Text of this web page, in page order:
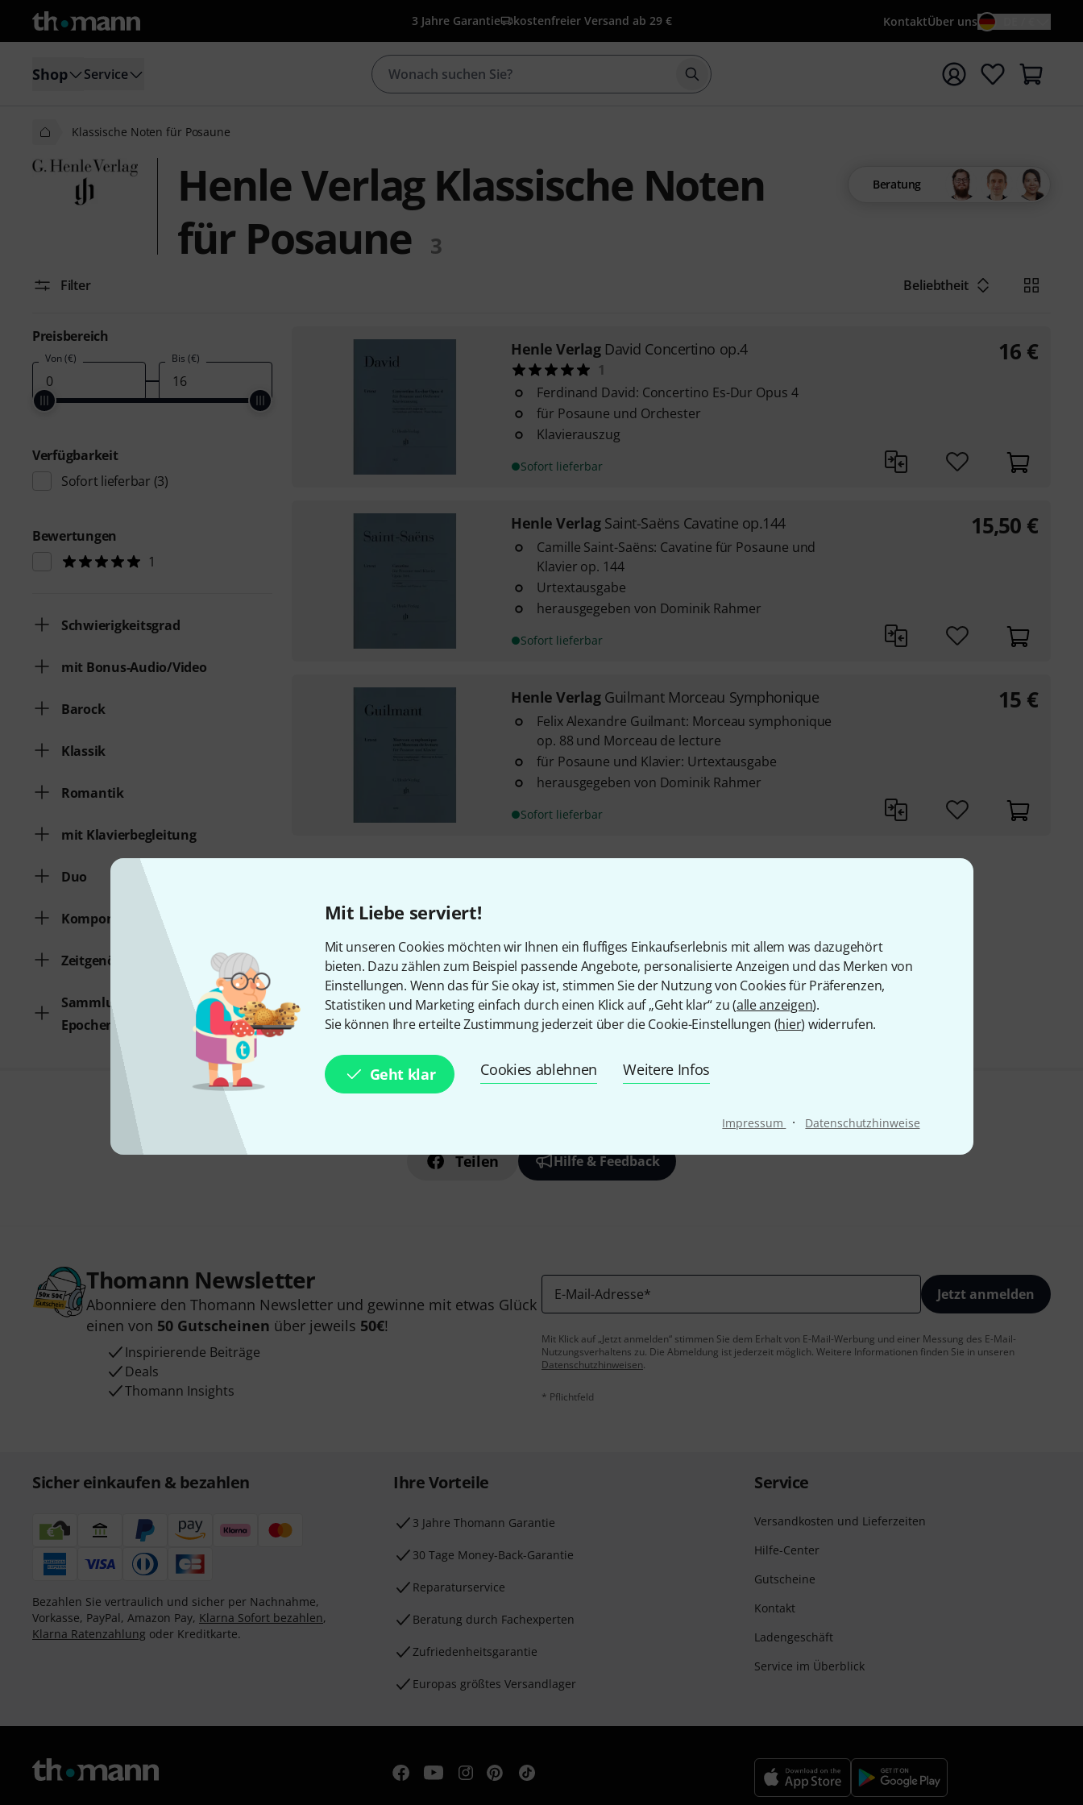
Mit Liebe serviert!
Mit unseren Cookies möchten wir Ihnen ein fluffiges Einkaufserlebnis mit allem was dazugehört
bieten. Dazu zählen zum Beispiel passende Angebote, personalisierte Anzeigen und das Merken von
Einstellungen. Wenn das für Sie okay ist, stimmen Sie der Nutzung von Cookies für Präferenzen,
Statistiken und Marketing einfach durch einen Klick auf „Geht klar“ zu (alle anzeigen).
Sie können Ihre erteilte Zustimmung jederzeit über die Cookie-Einstellungen (hier) widerrufen.
Geht klar Cookies ablehnen Weitere Infos
Impressum · Datenschutzhinweise
3 Jahre Garantie kostenfreier Versand ab 29 € KontaktÜber uns
Shop Service Suche mit Suchwort {searchTerm} starten
Klassische Noten für Posaune
Henle Verlag Klassische Noten
für Posaune
3
Beratung
Filter Beliebtheit
Preisbereich
Von (€) Bis (€)
Verfügbarkeit
Sofort lieferbar (3)
Bewertungen
1
Schwierigkeitsgrad
mit Bonus-Audio/Video
Barock
Klassik
Romantik
mit Klavierbegleitung
Duo
Komponist
Zeitgenössische Klassik
Sammlungen verschiedener
Epochen
Henle Verlag David Concertino op.4
1
Ferdinand David: Concertino Es-Dur Opus 4
für Posaune und Orchester
Klavierauszug
Sofort lieferbar
16 €
Henle Verlag Saint-Saëns Cavatine op.144
Camille Saint-Saëns: Cavatine für Posaune und
Klavier op. 144
Urtextausgabe
herausgegeben von Dominik Rahmer
Sofort lieferbar
15,50 €
Henle Verlag Guilmant Morceau Symphonique
Felix Alexandre Guilmant: Morceau symphonique
op. 88 und Morceau de lecture
für Posaune und Klavier: Urtextausgabe
herausgegeben von Dominik Rahmer
Sofort lieferbar
15 €
Teilen Hilfe & Feedback
Thomann Newsletter
Abonniere den Thomann Newsletter und gewinne mit etwas Glück
einen von 50 Gutscheinen über jeweils 50€!
Inspirierende Beiträge
Deals
Thomann Insights
E-Mail-Adresse* Jetzt anmelden
Mit Klick auf „Jetzt anmelden“ stimmen Sie dem Erhalt von E-Mail-Werbung und einer Messung des E-Mail-
Nutzungsverhaltens zu. Die Abmeldung ist jederzeit möglich. Weitere Informationen finden Sie in unseren
Datenschutzhinweisen.
* Pflichtfeld
Sicher einkaufen & bezahlen
Bezahlen Sie vertraulich und sicher per Nachnahme,
Vorkasse, PayPal, Amazon Pay, Klarna Sofort bezahlen,
Klarna Ratenzahlung oder Kreditkarte.
Ihre Vorteile
3 Jahre Thomann Garantie
30 Tage Money-Back-Garantie
Reparaturservice
Beratung durch Fachexperten
Zufriedenheitsgarantie
Europas größtes Versandlager
Service
Versandkosten und Lieferzeiten
Hilfe-Center
Gutscheine
Kontakt
Ladengeschäft
Service im Überblick